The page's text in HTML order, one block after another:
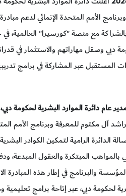
الأمم المتحدة الإنمائي لدعم
مع منصة "كورسيرا" العالمية،
دبي وصقل مهاراتهم والاستثمار في
المستقبل عبر المشاركة في برامج
عام دائرة الموارد البشرية لحكومة دبي،
مكتوم للمعرفة وبرنامج الأمم
الدائرة الرامية لتمكين الكوادر
بالمواهب المبتكرة والعقول المبدعة،
والبرنامج في إطار هذه المبادرة
لحكومة دبي، عبر إتاحة برامج تعليمية